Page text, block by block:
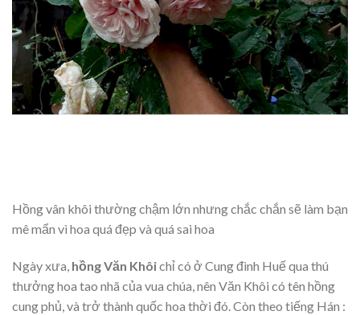
Hồng vân khôi thường chậm lớn nhưng chắc chắn sẽ làm bạn
mê mẩn vì hoa quá đẹp và quá sai hoa
Ngày xưa, hồng Văn Khôichỉ có ở Cung đình Huế qua thú
thưởng hoa tao nhã của vua chúa, nên Văn Khôi có tên hồng
cung phủ, và trở thành quốc hoa thời đó. Còn theo tiếng Hán :